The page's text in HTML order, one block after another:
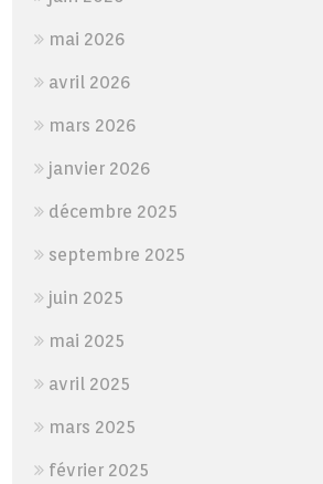
mai 2026
avril 2026
mars 2026
janvier 2026
décembre 2025
septembre 2025
juin 2025
mai 2025
avril 2025
mars 2025
février 2025